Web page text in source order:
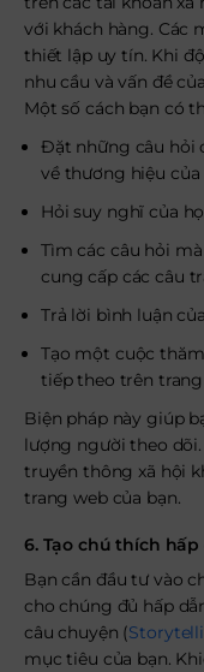
với khách hàng. Các
thiết lập uy tín. Khi
nhu cầu và vấn đề
Một số cách bạn có
Đặt những câu hỏi
về thương hiệu của
Hỏi suy nghĩ của
Tìm các câu hỏi
cung cấp các câu
Trả lời bình luận
Tạo một cuộc
tiếp theo trên
Biện pháp này giúp
lượng người theo
truyền thông xã hội
trang web của bạn.
6. Tạo chú thích
Bạn cần đầu tư vào
cho chúng đủ hấp
câu chuyện (
mục tiêu của bạn.